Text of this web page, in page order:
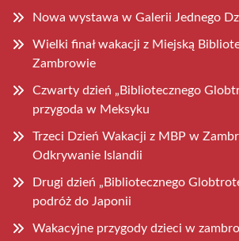
Nowa wystawa w Galerii Jednego
Wielki finał wakacji z Miejską
Zambrowie
Czwarty dzień „Bibliotecznego
przygoda w Meksyku
Trzeci Dzień Wakacji z MBP w
Odkrywanie Islandii
Drugi dzień „Bibliotecznego
podróż do Japonii
Wakacyjne przygody dzieci w